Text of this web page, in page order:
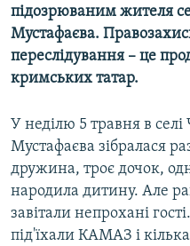
підозрюваним жителя
Мустафаєва.
переслідування – це
кримських татар.
У неділю 5 травня в
Мустафаєва зібралася
дружина, троє дочок,
народила дитину. Але
завітали непрохані
під'їхали КАМАЗ і